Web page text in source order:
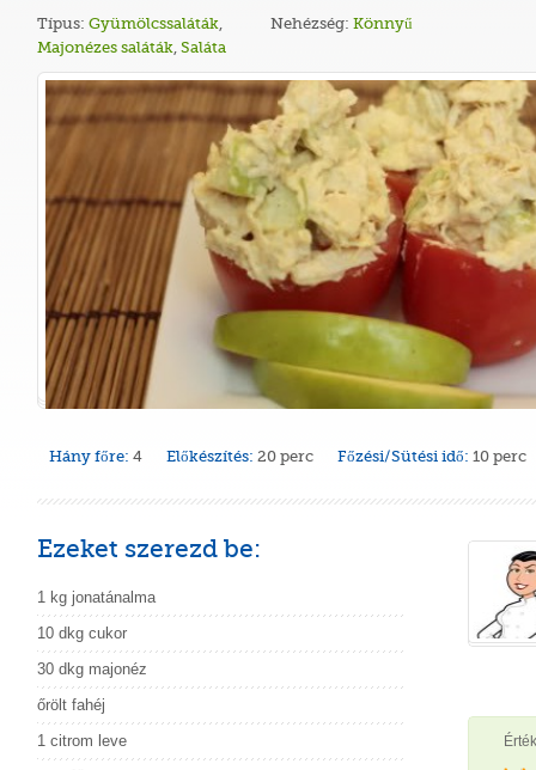
Típus: Gyümölcssaláták,
Majonézes saláták, Saláta
Nehézség: Könnyű
Hány főre: 4 Előkészítés: 20 perc Főzési/Sütési idő: 10 perc
Ezeket szerezd be:
1 kg jonatánalma
10 dkg cukor
30 dkg majonéz
őrölt fahéj
1 citrom leve